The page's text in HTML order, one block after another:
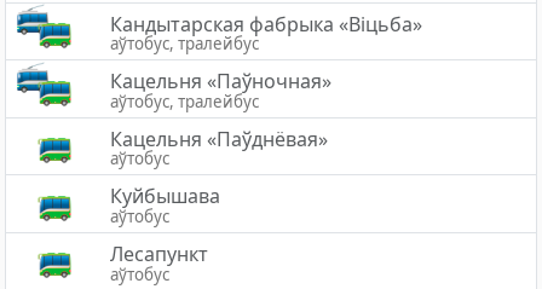
Кандытарская фабрыка «Віцьба»
аўтобус, тралейбус
Кацельня «Паўночная»
аўтобус, тралейбус
Кацельня «Паўднёвая»
аўтобус
Куйбышава
аўтобус
Лесапункт
аўтобус